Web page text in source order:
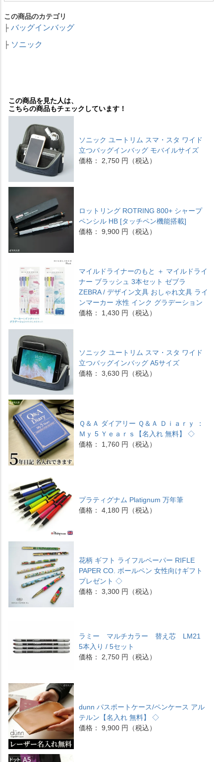
この商品のカテゴリ
├ バッグインバッグ
├ ソニック
この商品を見た人は、
こちらの商品もチェックしています！
ソニック ユートリム スマ・スタ ワイド
立つバッグインバッグ モバイルサイズ
価格： 2,750 円（税込）
ロットリング ROTRING 800+ シャープ
ペンシル HB [タッチペン機能搭載]
価格： 9,900 円（税込）
マイルドライナーのもと ＋ マイルドライ
ナー ブラッシュ 3本セット ゼブラ
ZEBRA / デザイン文具 おしゃれ文具 ライ
ンマーカー 水性 インク グラデーション
価格： 1,430 円（税込）
ソニック ユートリム スマ・スタ ワイド
立つバッグインバッグ A5サイズ
価格： 3,630 円（税込）
Ｑ＆Ａ ダイアリー Ｑ＆Ａ Ｄｉａｒｙ ：
Ｍｙ 5 Ｙｅａｒｓ【名入れ 無料】 ◇
価格： 1,760 円（税込）
プラティグナム Platignum 万年筆
価格： 4,180 円（税込）
花柄 ギフト ライフルペーパー RIFLE
PAPER CO. ボールペン 女性向けギフト
プレゼント ◇
価格： 3,300 円（税込）
ラミー マルチカラー 替え芯 LM21
5本入り / 5セット
価格： 2,750 円（税込）
dunn パスポートケース/ペンケース アル
テルン【名入れ 無料】 ◇
価格： 9,900 円（税込）